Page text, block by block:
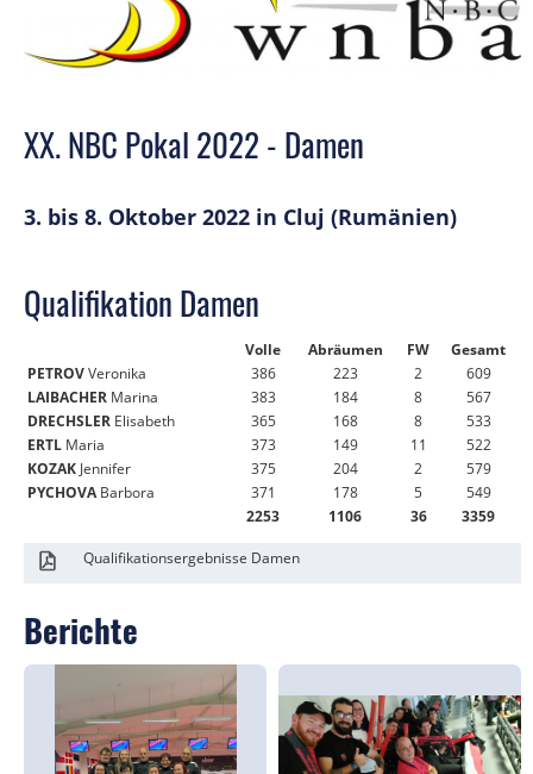
XX. NBC Pokal 2022 - Damen
3. bis 8. Oktober 2022 in Cluj (Rumänien)
Qualifikation Damen
Volle Abräumen FW
Gesamt
PETROVVeronika 386 223 2
609
LAIBACHER Marina 383 184 8
567
DRECHSLER Elisabeth 365 168 8
533
ERTL Maria 373 149 11
522
KOZAK Jennifer 375 204 2
579
PYCHOVABarbora 371 178 5
549
2253
1106 36 3359
Qualifikationsergebnisse Damen
Berichte